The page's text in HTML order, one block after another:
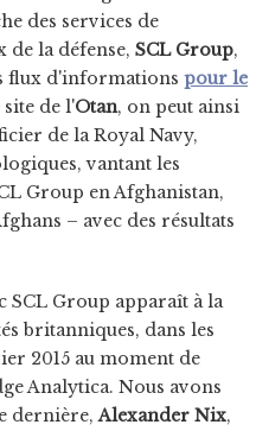
des services de
de la défense, SCL Group,
flux d'informations pour le
site de l'Otan, on peut ainsi
de la Royal Navy,
vantant les
Group en Afghanistan,
– avec des résultats
SCL Group apparaît à la
britanniques, dans les
2015 au moment de
Analytica. Nous avons
dernière, Alexander Nix,